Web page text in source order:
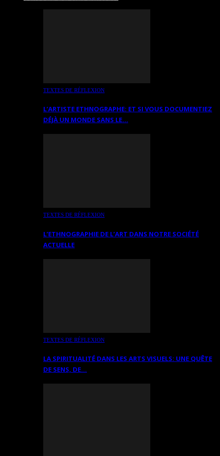
TEXTES DE RÉFLEXION
L’ARTISTE ETHNOGRAPHE: ET SI VOUS DOCUMENTIEZ
DÉJÀ UN MONDE SANS LE…
TEXTES DE RÉFLEXION
L’ETHNOGRAPHIE DE L’ART DANS NOTRE SOCIÉTÉ
ACTUELLE
TEXTES DE RÉFLEXION
LA SPIRITUALITÉ DANS LES ARTS VISUELS: UNE QUÊTE
DE SENS, DE…